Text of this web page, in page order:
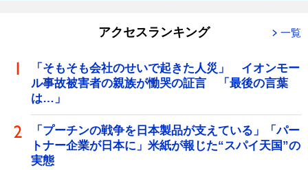
アクセスランキング 一覧
「そもそも会社のせいで起きた人災」 イオンモー
ル事故被害者の親族が慟哭の証言 「最後の言葉
は…」
「プーチンの戦争を日本製品が支えている」「パー
トナー企業が日本に」米紙が報じた“スパイ天国”の
実態